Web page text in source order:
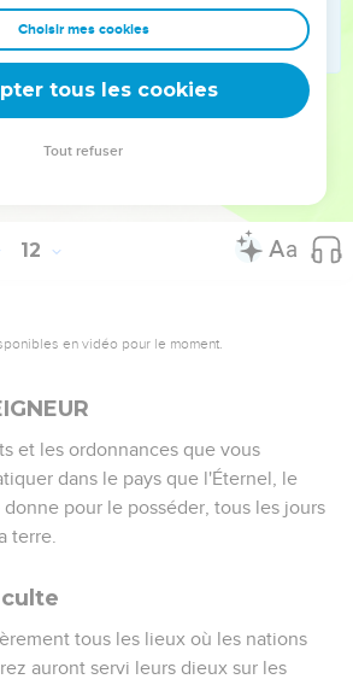
qui habitent dans la plaine, vis-à-vis
chênes de Moré ?
le Jourdain pour entrer, pour
l'Éternel, votre Dieu, vous donne ; et
12
en vidéo pour le moment.
et les ordonnances que vous
dans le pays que l'Éternel, le
pour le posséder, tous les jours
terre.
tous les lieux où les nations
auront servi leurs dieux sur les
Choisir mes cookies
tous les cookies
Tout refuser